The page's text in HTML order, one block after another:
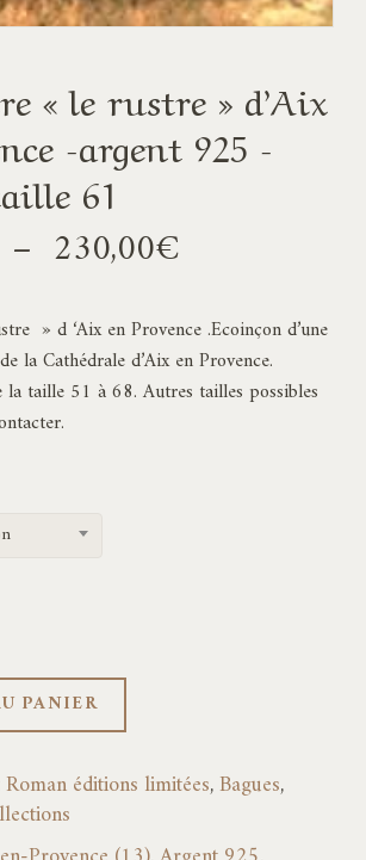
« le rustre » d’Aix
-argent 925 -
61
– 230,00€Plage
prix :
195,00€
à
» d ‘Aix en Provence .Ecoinçon d’une
la Cathédrale d’Aix en Provence.
taille 51 à 68. Autres tailles possibles
PANIER
éditions limitées,Bagues,